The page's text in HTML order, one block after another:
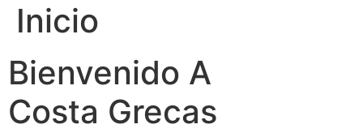
Inicio
Bienvenido A
Costa Grecas